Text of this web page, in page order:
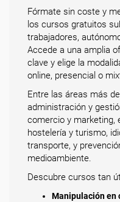
Fórmate sin coste y
los cursos gratuitos
trabajadores,
Accede a una amplia
clave y elige la
online, presencial o
Entre las áreas más
administración y
comercio y marketing,
hostelería y turismo,
transporte, y
medioambiente.
Descubre cursos tan
Manipulación en